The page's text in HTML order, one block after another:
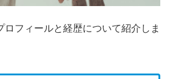
ロフィールと経歴について紹介しま